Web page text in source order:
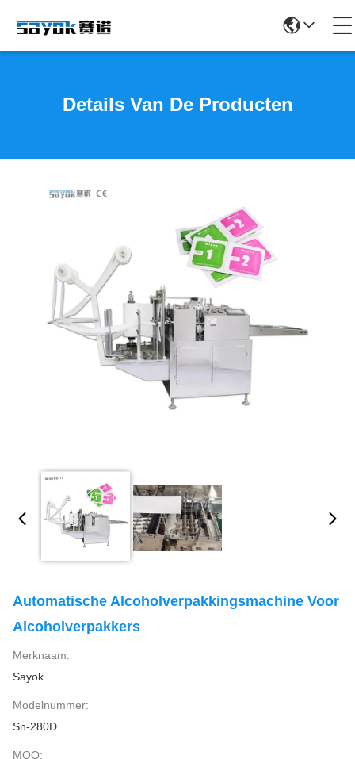
Details Van De Producten
Automatische Alcoholverpakkingsmachine Voor
Alcoholverpakkers
Merknaam:
Sayok
Modelnummer:
Sn-280D
MOQ: